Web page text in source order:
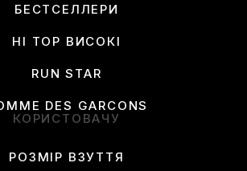
БЕСТСЕЛЛЕРИ
HI TOP ВИСОКІ
RUN STAR
DES GARCONS
КОРИСТОВАЧУ
РОЗМІР ВЗУТТЯ